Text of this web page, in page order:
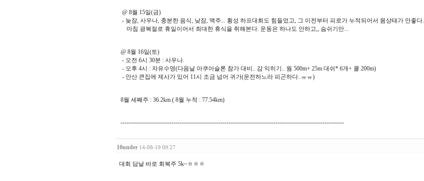
@ 8월 15일(금)
- 늦잠, 사우나, 충분한 음식, 낮잠, 맥주... 횡성 하프대회도 힘들었고, 그 이전부터 피로가 누적되어서 몸상태가 안좋다.
마침 광복절로 휴일이어서 최대한 휴식을 취해본다. 운동은 하나도 안하고,, 숨쉬기만...
@ 8월 16일(토)
- 오전 6시 30분 : 사우나.
- 오후 4시 : 자유수영(다음날 아쿠아슬론 참가 대비.. 감 익히기.. 웜 500m+ 25m 대쉬* 6개+ 쿨 200m)
- 안산 큰집에 제사가 있어 11시 조금 넘어 귀가(운전하느라 피곤하다..ㅠㅠ)
8월 세째주 : 36.2km ( 8월 누적 : 77.54km)
------------------------------------------------------------------------------------------------------------------
10under 14-08-19 09:27
대회 담날 바로 회복주 5k~ㅎㅎㅎ